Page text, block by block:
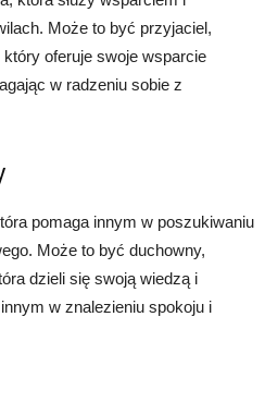
Może to być przyjaciel,
który oferuje swoje wsparcie
w radzeniu sobie z
pomaga innym w poszukiwaniu
Może to być duchowny,
dzieli się swoją wiedzą i
w znalezieniu spokoju i